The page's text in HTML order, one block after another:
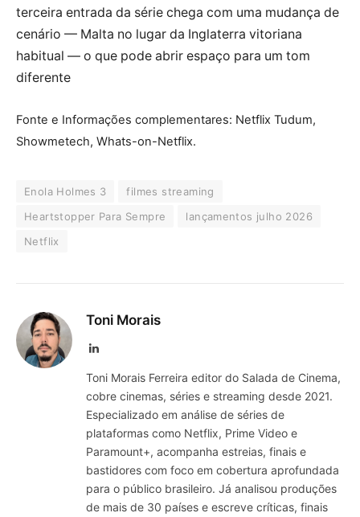
terceira entrada da série chega com uma mudança de
cenário — Malta no lugar da Inglaterra vitoriana
habitual — o que pode abrir espaço para um tom
diferente
Fonte e Informações complementares: Netflix Tudum,
Showmetech, Whats-on-Netflix.
Enola Holmes 3
filmes streaming
Heartstopper Para Sempre
lançamentos julho 2026
Netflix
Toni Morais
LinkedIn
Toni Morais Ferreira editor do Salada de Cinema,
cobre cinemas, séries e streaming desde 2021.
Especializado em análise de séries de
plataformas como Netflix, Prime Video e
Paramount+, acompanha estreias, finais e
bastidores com foco em cobertura aprofundada
para o público brasileiro. Já analisou produções
de mais de 30 países e escreve críticas, finais